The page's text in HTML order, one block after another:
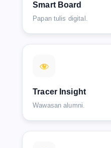
Smart Board
Papan tulis digital.
Tracer Insight
Wawasan alumni.